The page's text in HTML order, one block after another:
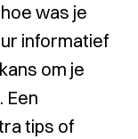
was je
informatief
om je
Een
tips of